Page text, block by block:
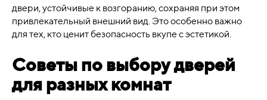
двери, устойчивые к возгоранию, сохраняя при этом
привлекательный внешний вид. Это особенно важно
для тех, кто ценит безопасность вкупе с эстетикой.
Советы по выбору дверей
для разных комнат